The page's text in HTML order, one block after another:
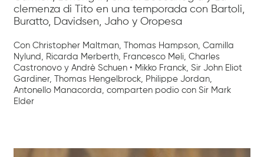
clemenza di Tito en una temporada con Bartoli,
Buratto, Davidsen, Jaho y Oropesa
Con Christopher Maltman, Thomas Hampson, Camilla
Nylund, Ricarda Merberth, Francesco Meli, Charles
Castronovo y Andrè Schuen • Mikko Franck, Sir John Eliot
Gardiner, Thomas Hengelbrock, Philippe Jordan,
Antonello Manacorda, comparten podio con Sir Mark
Elder